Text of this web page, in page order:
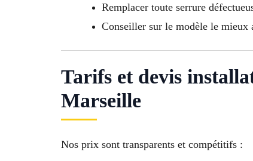
Remplacer toute serrure
Conseiller sur le modèle le mieux
Tarifs et devis
Marseille
Nos prix sont transparents et compétitifs :